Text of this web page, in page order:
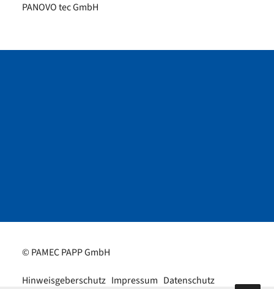
PANOVO tec GmbH
© PAMEC PAPP GmbH
Hinweisgeberschutz Impressum Datenschutz